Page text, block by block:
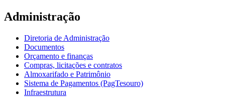
Administração
Diretoria de Administração
Documentos
Orçamento e finanças
Compras, licitações e contratos
Almoxarifado e Patrimônio
Sistema de Pagamentos (PagTesouro)
Infraestrutura